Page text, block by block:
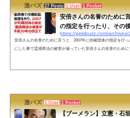
激バズ 27 Posts 1 User 1 Pocket
安倍さんの名誉のために
の指定を行ったり、その
https://gekibuzz.com/archives/
安倍さんの名誉のために言うと、2007年に的確団体の指定を行
にした事で霊感商法の被害が減っていた安倍さんの名誉のため
激バズ 1 User 1 Pocket
【ブーメラン】立憲・石